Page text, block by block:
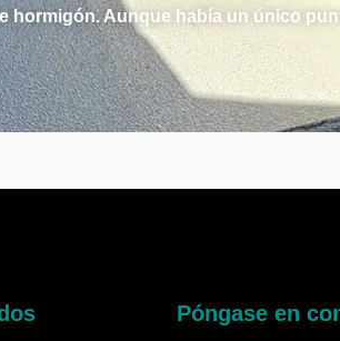
hormigón. Aunque había un único
Póngase en